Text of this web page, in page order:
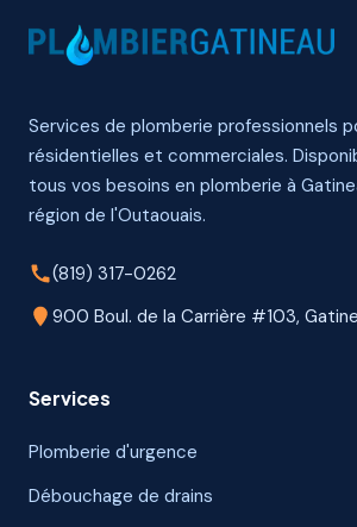
Services de plomberie professionnels
résidentielles et commerciales.
tous vos besoins en plomberie à
région de l'Outaouais.
(819) 317-0262
900 Boul. de la Carrière #103,
Services
Plomberie d'urgence
Débouchage de drains